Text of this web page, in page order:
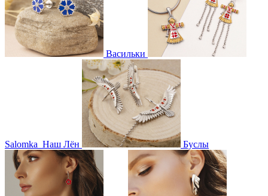
Васильки
Salomka Наш Лён Буслы